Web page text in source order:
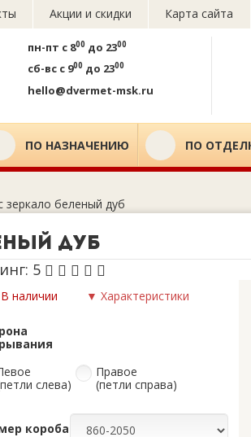
Акции и скидки Карта сайта
пн-пт с 800 до 2300
сб-всс 900 до 2300
hello@dvermet-msk.ru
ПО НАЗНАЧЕНИЮ ПО
зеркало беленый дуб
дуб
5
В наличии ▼ Характеристики
слева)
Правое
(петли справа)
короба